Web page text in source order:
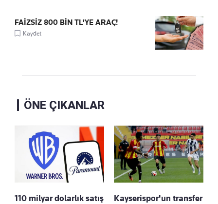
FAİZSİZ 800 BİN TL'YE ARAÇ!
Kaydet
ÖNE ÇIKANLAR
110 milyar dolarlık satış
Kayserispor'un transfer